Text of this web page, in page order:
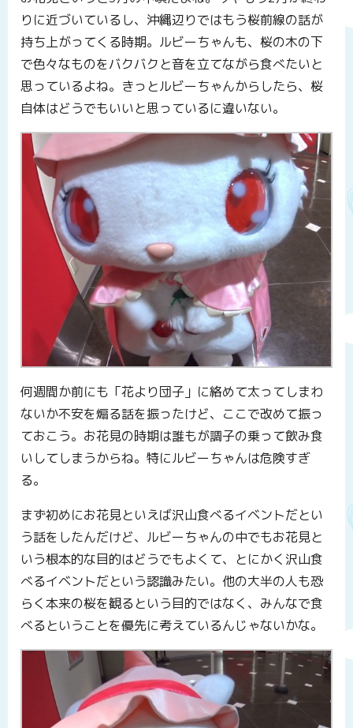
りに近づいているし、沖縄辺りではもう桜前線の話が
持ち上がってくる時期。ルビーちゃんも、桜の木の下
で色々なものをバクバクと音を立てながら食べたいと
思っているよね。きっとルビーちゃんからしたら、桜
自体はどうでもいいと思っているに違いない。
何週間か前にも「花より団子」に絡めて太ってしまわ
ないか不安を煽る話を振ったけど、ここで改めて振っ
ておこう。お花見の時期は誰もが調子の乗って飲み食
いしてしまうからね。特にルビーちゃんは危険すぎ
る。
まず初めにお花見といえば沢山食べるイベントだとい
う話をしたんだけど、ルビーちゃんの中でもお花見と
いう根本的な目的はどうでもよくて、とにかく沢山食
べるイベントだという認識みたい。他の大半の人も恐
らく本来の桜を観るという目的ではなく、みんなで食
べるということを優先に考えているんじゃないかな。